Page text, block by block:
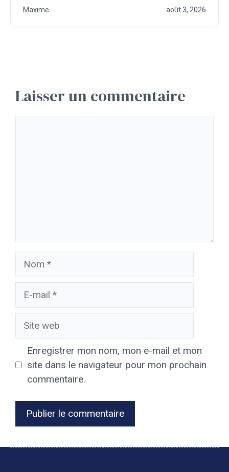
Maxime août 3, 2026
Laisser un commentaire
Nom
Site
Enregistrer mon nom, mon e-mail et mon
site dans le navigateur pour mon prochain
commentaire.